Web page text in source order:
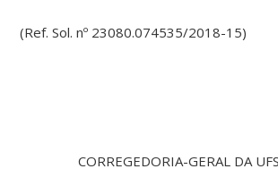
(Ref. Sol. nº 23080.074535/2018-15)
CORREGEDORIA-GERAL DA